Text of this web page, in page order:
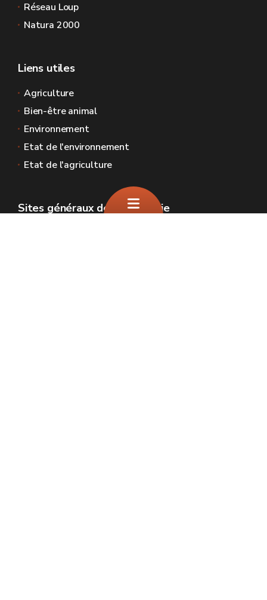
Réseau Loup
Natura 2000
Liens utiles
Agriculture
Bien-être animal
Environnement
Etat de l'environnement
Etat de l'agriculture
Sites généraux de la Wallonie